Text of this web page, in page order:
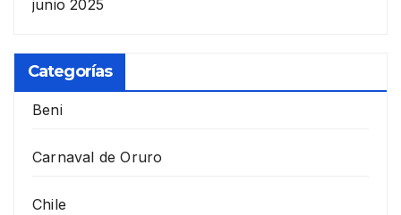
junio 2025
Categorías
Beni
Carnaval de Oruro
Chile